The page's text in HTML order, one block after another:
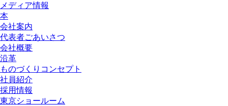
メディア情報
本
会社案内
代表者ごあいさつ
会社概要
沿革
ものづくりコンセプト
社員紹介
採用情報
東京ショールーム